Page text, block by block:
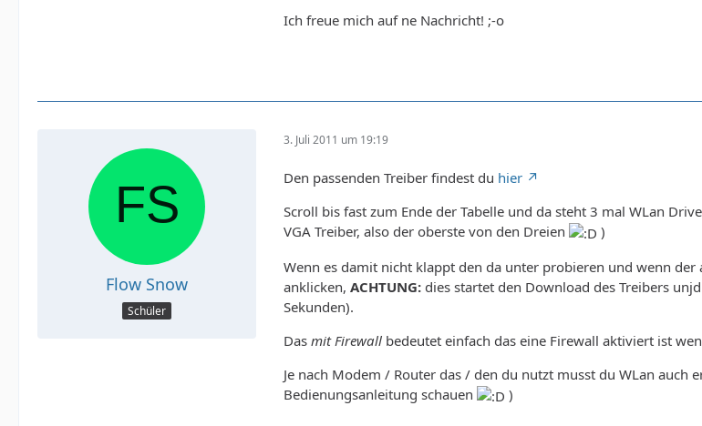
Ich freue mich auf ne Nachricht! ;-o
Flow Snow
Schüler
3. Juli 2011 um 19:19
Den passenden Treiber findest du hier
Scroll bis fast zum Ende der Tabelle und da steht 3 mal WLan
VGA Treiber, also der oberste von den Dreien
)
Wenn es damit nicht klappt den da unter probieren und wenn
anklicken, ACHTUNG: dies startet den Download des Treibers
Sekunden).
Das mit Firewall bedeutet einfach das eine Firewall aktiviert ist
Je nach Modem / Router das / den du nutzt musst du WLan
Bedienungsanleitung schauen
)